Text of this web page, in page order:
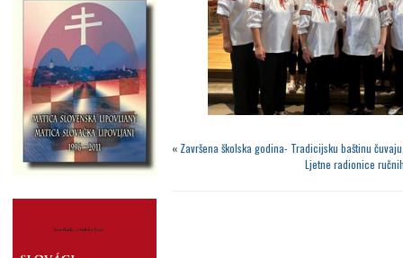
« Završena školska godina- Tradicijsku baštinu
Ljetne radionice